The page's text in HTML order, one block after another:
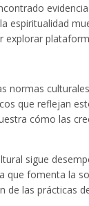
espiritualidad
explorar
que reflejan
cómo las
sigue
que fomenta la
de las prácticas